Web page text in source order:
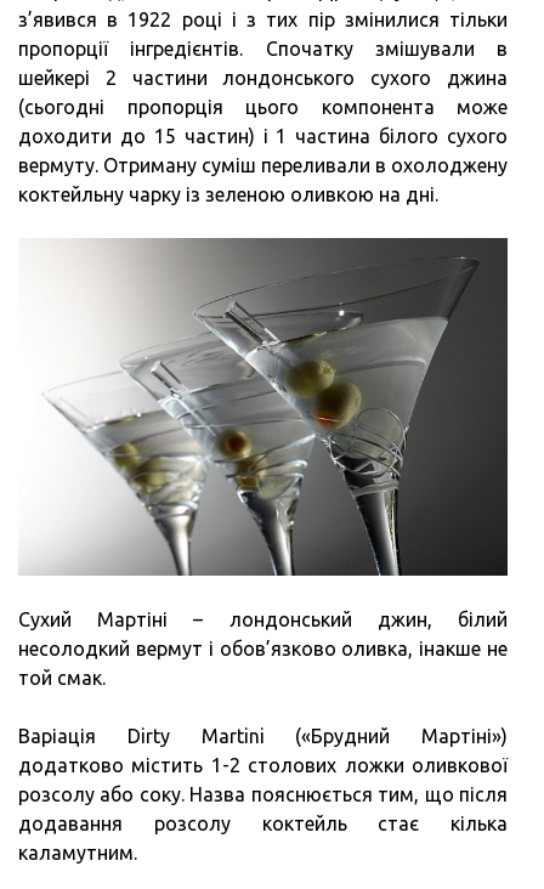
з’явився в 1922 році і з тих пір змінилися тільки
пропорції інгредієнтів. Спочатку змішували в
шейкері 2 частини лондонського сухого джина
(сьогодні пропорція цього компонента може
доходити до 15 частин) і 1 частина білого сухого
вермуту. Отриману суміш переливали в охолоджену
коктейльну чарку із зеленою оливкою на дні.
Сухий Мартіні – лондонський джин, білий
несолодкий вермут і обов’язково оливка, інакше не
той смак.
Варіація Dirty Martini («Брудний Мартіні»)
додатково містить 1-2 столових ложки оливкової
розсолу або соку. Назва пояснюється тим, що після
додавання розсолу коктейль стає кілька
каламутним.